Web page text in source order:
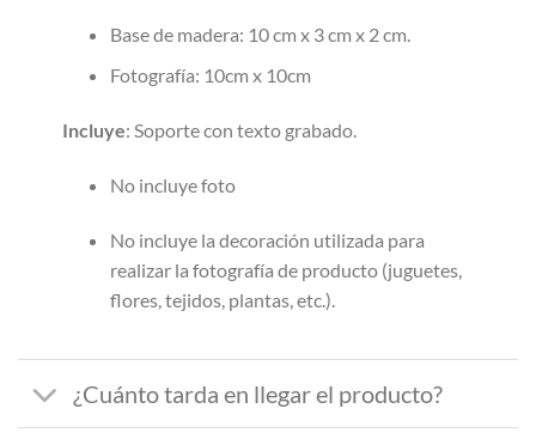
Base de madera: 10 cm x 3 cm x 2 cm.
Fotografía: 10cm x 10cm
Incluye: Soporte con texto grabado.
No incluye foto
No incluye la decoración utilizada para
realizar la fotografía de producto (juguetes,
flores, tejidos, plantas, etc.).
¿Cuánto tarda en llegar el producto?